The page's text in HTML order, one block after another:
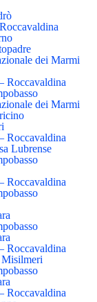
dei Marmi
Roccavaldina
dei Marmi
Roccavaldina
Lubrense
Roccavaldina
Roccavaldina
Roccavaldina